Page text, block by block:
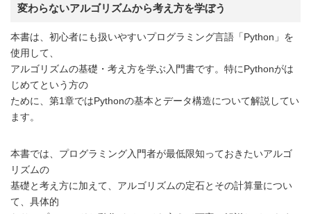
変わらないアルゴリズムから考え方を学ぼう
本書は、初心者にも扱いやすいプログラミング言語「Python」を
使用して、
アルゴリズムの基礎・考え方を学ぶ入門書です。特にPythonがは
じめてという方の
ために、第1章ではPythonの基本とデータ構造について解説してい
ます。
本書では、プログラミング入門者が最低限知っておきたいアルゴ
リズムの
基礎と考え方に加えて、アルゴリズムの定石とその計算量につい
て、具体的